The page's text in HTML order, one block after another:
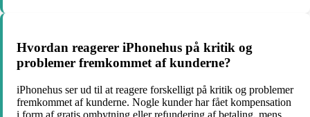
Hvordan reagerer iPhonehus på kritik og
problemer fremkommet af kunderne?
iPhonehus ser ud til at reagere forskelligt på kritik og problemer
fremkommet af kunderne. Nogle kunder har fået kompensation
i form af gratis ombytning eller refundering af betaling, mens